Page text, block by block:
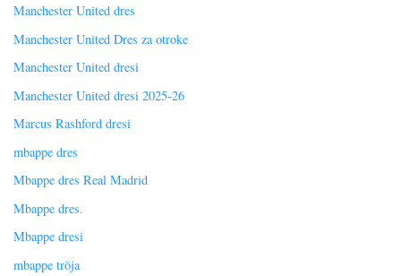
Manchester United dres
Manchester United Dres za otroke
Manchester United dresi
Manchester United dresi 2025-26
Marcus Rashford dresi
mbappe dres
Mbappe dres Real Madrid
Mbappe dres.
Mbappe dresi
mbappe tröja